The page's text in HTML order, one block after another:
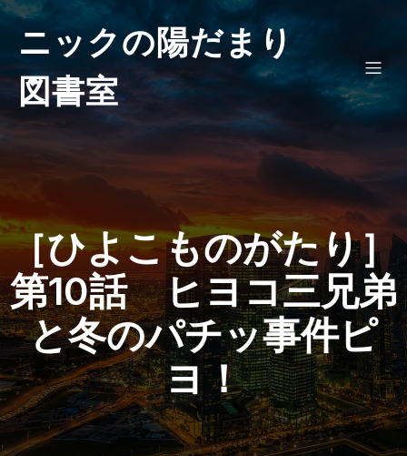
ニックの陽だまり
図書室
［ひよこものがたり］
第10話 ヒヨコ三兄弟
と冬のパチッ事件ピ
ヨ！